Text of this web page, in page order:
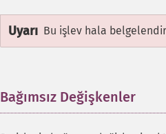
Uyarı Bu işlev hala
Bağımsız Değişkenler